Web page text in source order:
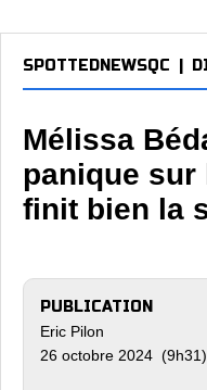
SPOTTEDNEWSQC
Mélissa
panique sur
finit bien la
PUBLICATION
Eric Pilon
26 octobre 2024 (9h31)